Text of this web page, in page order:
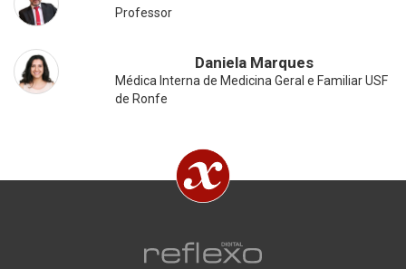
Professor
Daniela Marques
Médica Interna de Medicina Geral e Familiar USF
de Ronfe